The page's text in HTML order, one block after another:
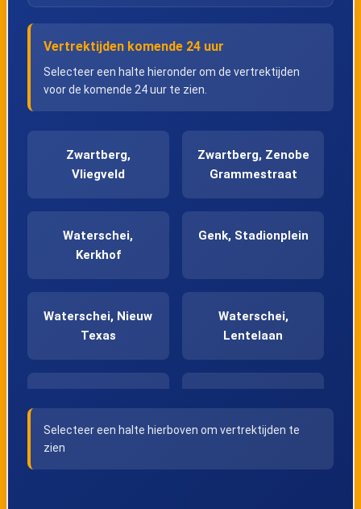
Vertrektijden komende 24 uur
Selecteer een halte hieronder om de vertrektijden
voor de komende 24 uur te zien.
Zwartberg,
Vliegveld
Zwartberg, Zenobe
Grammestraat
Waterschei,
Kerkhof
Genk, Stadionplein
Waterschei, Nieuw
Texas
Waterschei,
Lentelaan
Selecteer een halte hierboven om vertrektijden te
zien